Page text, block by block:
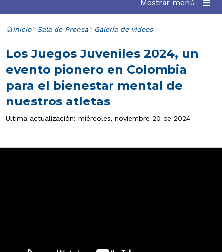
Mostrar menú
Inicio Sala de Prensa Galería de videos
Los Juegos Juveniles 2024, un
evento pionero en Colombia
para el bienestar mental de
nuestros atletas
Última actualización: miércoles, noviembre 20 de 2024